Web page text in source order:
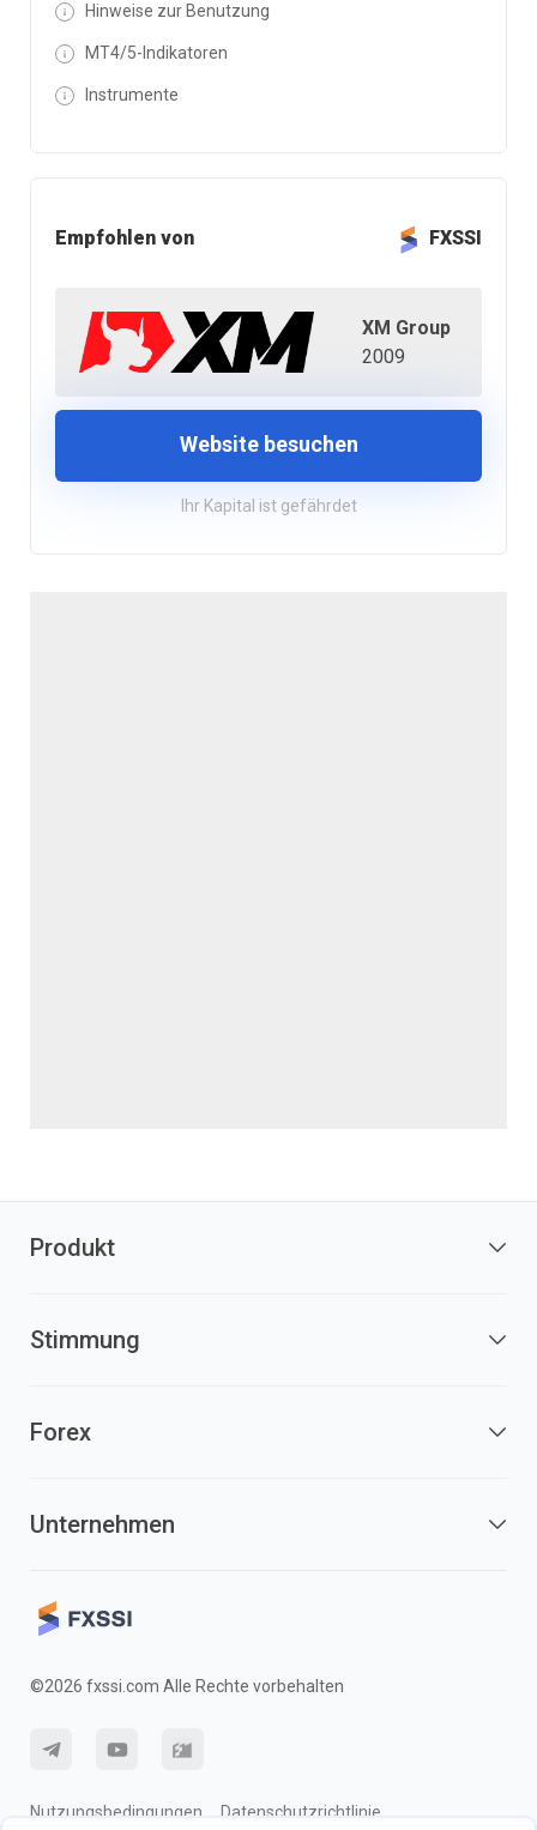
Hinweise zur Benutzung
MT4/5-Indikatoren
Instrumente
Empfohlen von FXSSI
XM Group
2009
Website besuchen
Ihr Kapital ist gefährdet
Produkt
Stimmung
Forex
Unternehmen
©2026 fxssi.com Alle Rechte vorbehalten
Nutzungsbedingungen Datenschutzrichtlinie